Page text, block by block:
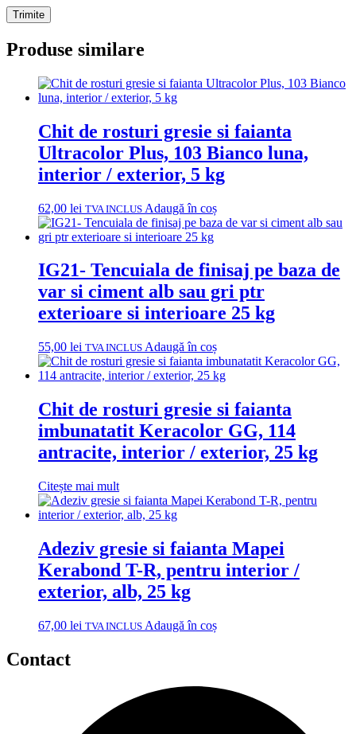
Produse similare
Chit de rosturi gresie si faianta
Ultracolor Plus, 103 Bianco luna,
interior / exterior, 5 kg
62,00 lei TVA INCLUS Adaugă în coș
IG21- Tencuiala de finisaj pe baza de
var si ciment alb sau gri ptr
exterioare si interioare 25 kg
55,00 lei TVA INCLUS Adaugă în coș
Chit de rosturi gresie si faianta
imbunatatit Keracolor GG, 114
antracite, interior / exterior, 25 kg
Citește mai mult
Adeziv gresie si faianta Mapei
Kerabond T-R, pentru interior /
exterior, alb, 25 kg
67,00 lei TVA INCLUS Adaugă în coș
Contact